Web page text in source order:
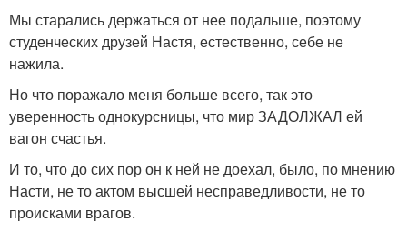
Мы старались держаться от нее подальше, поэтому
студенческих друзей Настя, естественно, себе не
нажила.
Но что поражало меня больше всего, так это
уверенность однокурсницы, что мир ЗАДОЛЖАЛ ей
вагон счастья.
И то, что до сих пор он к ней не доехал, было, по мнению
Насти, не то актом высшей несправедливости, не то
происками врагов.